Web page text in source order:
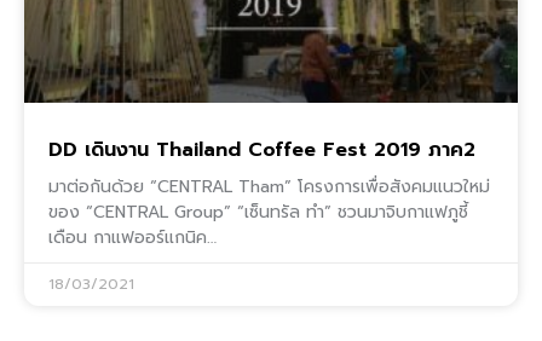
DD เดินงาน Thailand Coffee Fest 2019 ภาค2
มาต่อกันด้วย “CENTRAL Tham” โครงการเพื่อสังคมแนวใหม่
ของ “CENTRAL Group” “เซ็นทรัล ทำ” ชวนมาจิบกาแฟภูชี้
เดือน กาแฟออร์แกนิค…
18/03/2021